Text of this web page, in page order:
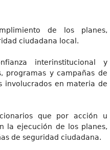
de los planes,
ciudadana local.
interinstitucional y
programas y campañas de
involucrados en materia de
que por acción u
la ejecución de los planes,
de seguridad ciudadana.